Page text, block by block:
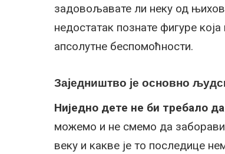
задовољавате ли неку од
недостатак познате фигуре
апсолутне беспомоћности.
Заједништво је основно
Ниједно дете не би требало
можемо и не смемо да
веку и какве је то последице